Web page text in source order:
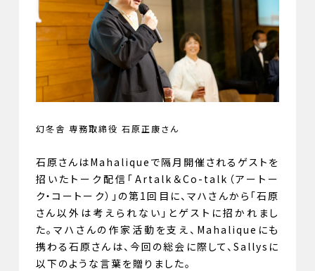
幻冬舎 専務取締役 石原正康さん
石原さんはMahaliqueで隔月開催されるゲストを
招いたトーク配信「Artalk＆Co-talk（アートー
ク・コートーク）」の第1回目に、マハさんから「石原
さん以外は考えられない」とゲストに招かれまし
た。マハさんの作家活動を支え、Mahaliqueにも
携わる石原さんは、今回の総会に際して、Sallysに
以下のような言葉を贈りました。